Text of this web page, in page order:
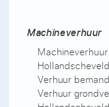
Machineverhuur
Hollandscheveld
Verhuur
Verhuur